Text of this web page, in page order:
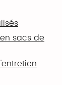
sacs de